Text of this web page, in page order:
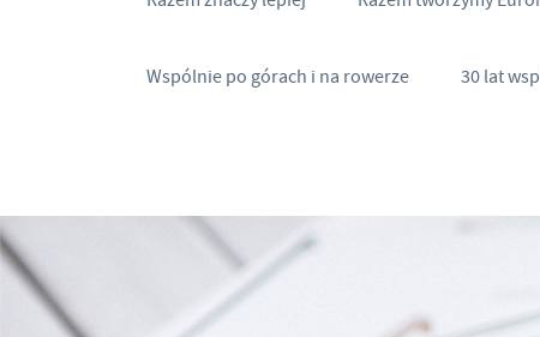
Wspólnie po górach i na rowerze 30 lat